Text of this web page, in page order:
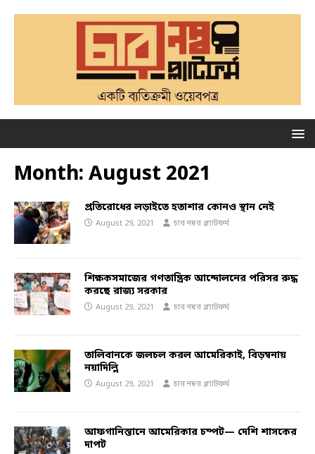
Month: August 2021
প্রতিরোধের লড়াইতে হতাশার কোনও স্থান নেই
August 29, 2021 চার নম্বর প্ল্যাটফর্ম
শিক্ষকসমাজের গণতান্ত্রিক আন্দোলনের পরিসর রুদ্ধ
করছে রাজ্য সরকার
August 29, 2021 চার নম্বর প্ল্যাটফর্ম
তালিবানকে জলচল করল আমেরিকাই, বিড়ম্বনায়
নয়াদিল্লি
August 29, 2021 চার নম্বর প্ল্যাটফর্ম
আফগানিস্তানে আমেরিকার চম্পট— দেশি শাসকের
দাপট